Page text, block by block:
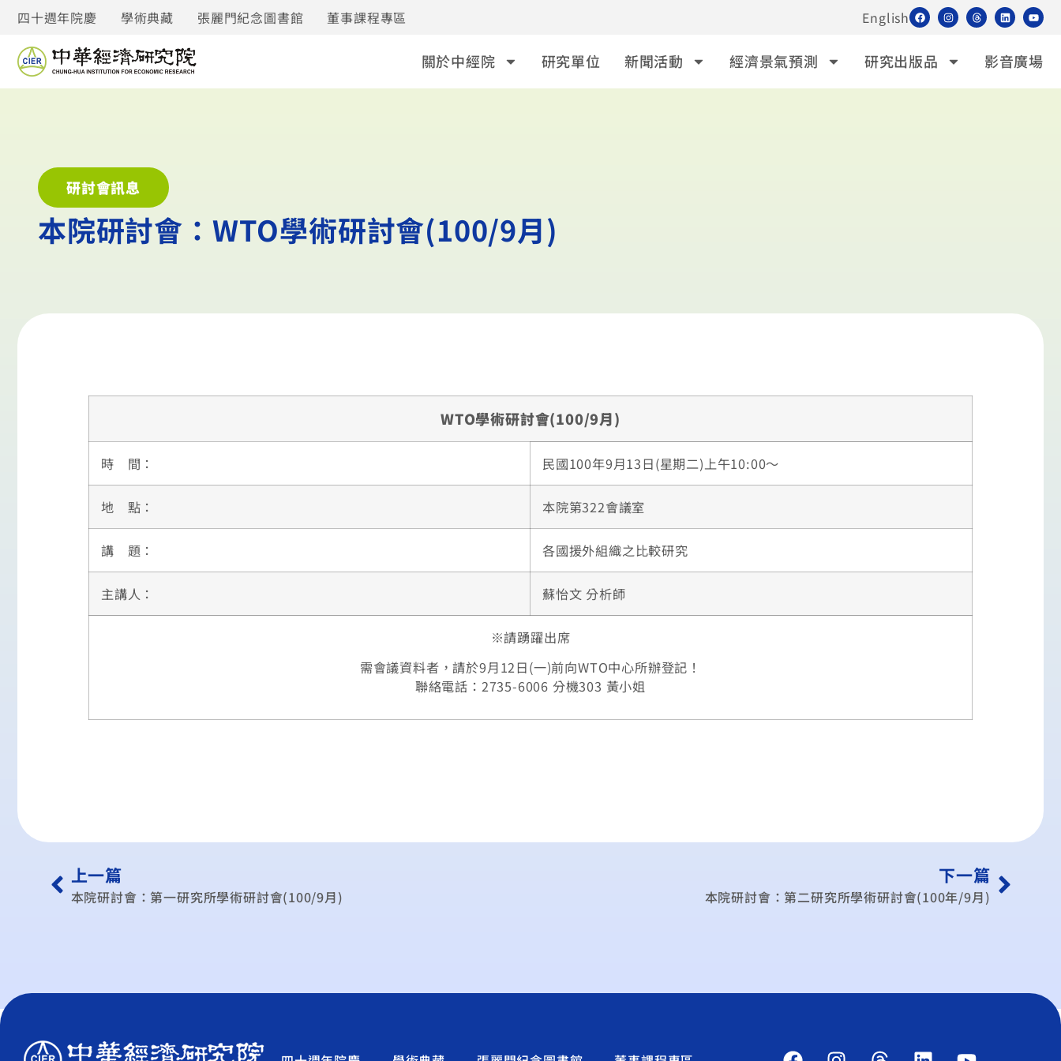
四十週年院慶 學術典藏 張麗門紀念圖書館 董事課程專區 English
關於中經院 研究單位 新聞活動 經濟景氣預測 研究出版品 影音廣場
研討會訊息
本院研討會：WTO學術研討會(100/9月)
WTO學術研討會(100/9月)
時 間： 民國100年9月13日(星期二)上午10:00～
地 點： 本院第322會議室
講 題： 各國援外組織之比較研究
主講人： 蘇怡文 分析師
※請踴躍出席
需會議資料者，請於9月12日(一)前向WTO中心所辦登記！
聯絡電話：2735-6006 分機303 黃小姐
上一篇
本院研討會：第一研究所學術研討會(100/9月)
下一篇
本院研討會：第二研究所學術研討會(100年/9月)